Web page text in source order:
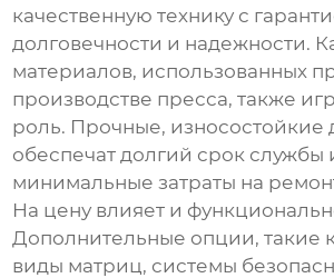
качественную технику с
долговечности и надежности.
материалов, использованных
производстве пресса, также
роль. Прочные, износостойкие
обеспечат долгий срок службы
минимальные затраты на
На цену влияет и
Дополнительные опции, такие
виды матриц, системы